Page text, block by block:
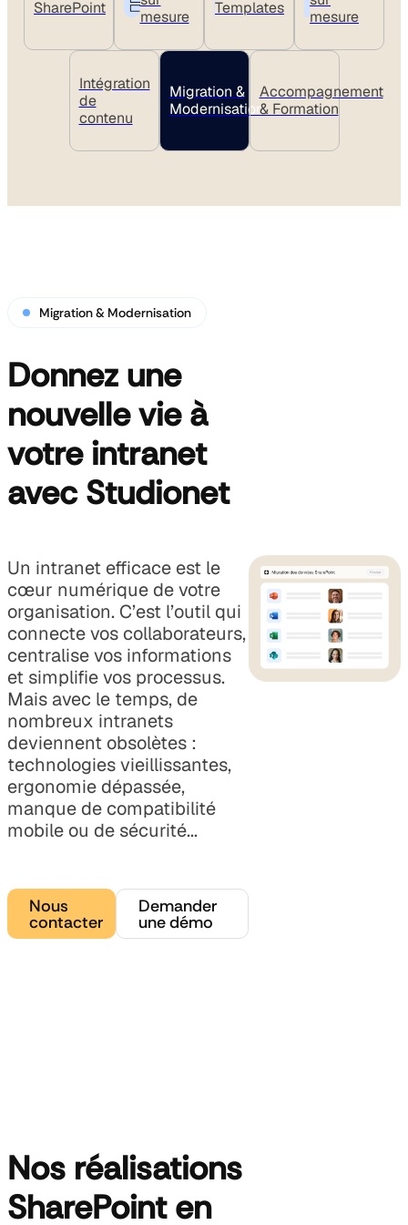
Accompagnement
sur-mesure
Voir nos
références
références
SharePoint
mesure
Templates
mesure
Intégration
de
contenu
Migration &
Modernisation
Accompagnement
& Formation
Migration & Modernisation
Donnez une
nouvelle vie à
votre intranet
avec Studionet
Un intranet efficace est le
cœur numérique de votre
organisation. C’est l’outil qui
connecte vos collaborateurs,
centralise vos informations
et simplifie vos processus.
Mais avec le temps, de
nombreux intranets
deviennent obsolètes :
technologies vieillissantes,
ergonomie dépassée,
manque de compatibilité
mobile ou de sécurité...
Nous
contacter
Demander
une démo
Nos réalisations
SharePoint en